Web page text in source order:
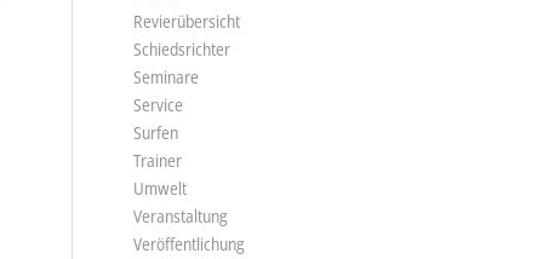
Revierübersicht
Schiedsrichter
Seminare
Service
Surfen
Trainer
Umwelt
Veranstaltung
Veröffentlichung